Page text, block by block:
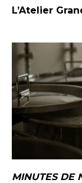
L’Atelier
MINUTES DE